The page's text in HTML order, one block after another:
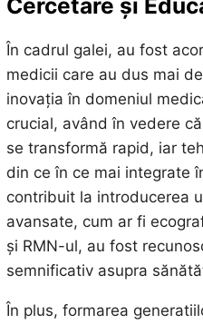
Cercetare și
În cadrul galei, au fost
medicii care au dus mai
inovația în domeniul
crucial, având în vedere
se transformă rapid, iar
din ce în ce mai integrate
contribuit la introducerea
avansate, cum ar fi
și RMN-ul, au fost
semnificativ asupra
În plus, formarea